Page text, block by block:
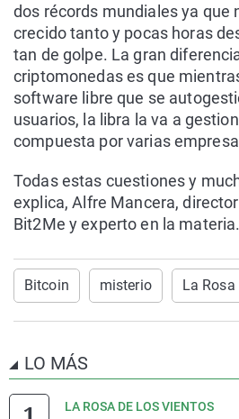
dos récords mundiales ya que
crecido tanto y pocas horas
tan de golpe. La gran
criptomonedas es que
software libre que se
usuarios, la libra la va a
compuesta por varias
Todas estas cuestiones y
explica, Alfre Mancera,
Bit2Me y experto en la materia.
Bitcoin misterio La
LO MÁS
LA ROSA DE LOS VIENTOS